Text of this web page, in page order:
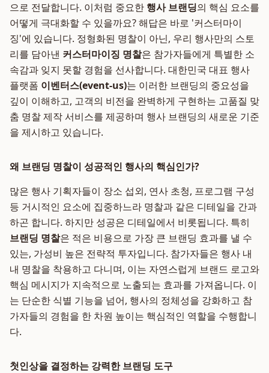
으로 전달합니다. 이처럼 중요한 행사 브랜딩의 핵심 요소를
어떻게 극대화할 수 있을까요? 해답은 바로 '커스터마이
징'에 있습니다. 정형화된 명찰이 아닌, 우리 행사만의 스토
리를 담아낸 커스터마이징 명찰은 참가자들에게 특별한 소
속감과 잊지 못할 경험을 선사합니다. 대한민국 대표 행사
플랫폼 이벤터스(event-us)는 이러한 브랜딩의 중요성을
깊이 이해하고, 고객의 비전을 완벽하게 구현하는 고품질 맞
춤 명찰 제작 서비스를 제공하며 행사 브랜딩의 새로운 기준
을 제시하고 있습니다.
왜 브랜딩 명찰이 성공적인 행사의 핵심인가?
많은 행사 기획자들이 장소 섭외, 연사 초청, 프로그램 구성
등 거시적인 요소에 집중하느라 명찰과 같은 디테일을 간과
하곤 합니다. 하지만 성공은 디테일에서 비롯됩니다. 특히
브랜딩 명찰은 적은 비용으로 가장 큰 브랜딩 효과를 낼 수
있는, 가성비 높은 전략적 투자입니다. 참가자들은 행사 내
내 명찰을 착용하고 다니며, 이는 자연스럽게 브랜드 로고와
핵심 메시지가 지속적으로 노출되는 효과를 가져옵니다. 이
는 단순한 식별 기능을 넘어, 행사의 정체성을 강화하고 참
가자들의 경험을 한 차원 높이는 핵심적인 역할을 수행합니
다.
첫인상을 결정하는 강력한 브랜딩 도구